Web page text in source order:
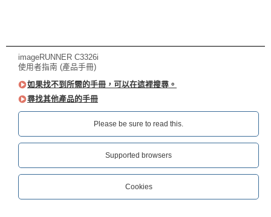
imageRUNNER C3326i
使用者指南 (產品手冊)
如果找不到所需的手冊，可以在這裡搜尋。
尋找其他產品的手冊
Please be sure to read this.‎
Supported browsers
Cookies